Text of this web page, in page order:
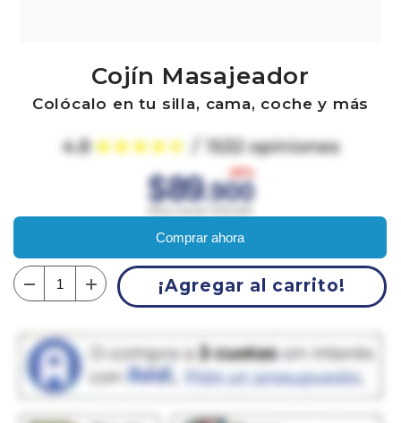
Cojín Masajeador
Colócalo en tu silla, cama, coche y más
Comprar ahora
¡Agregar al carrito!